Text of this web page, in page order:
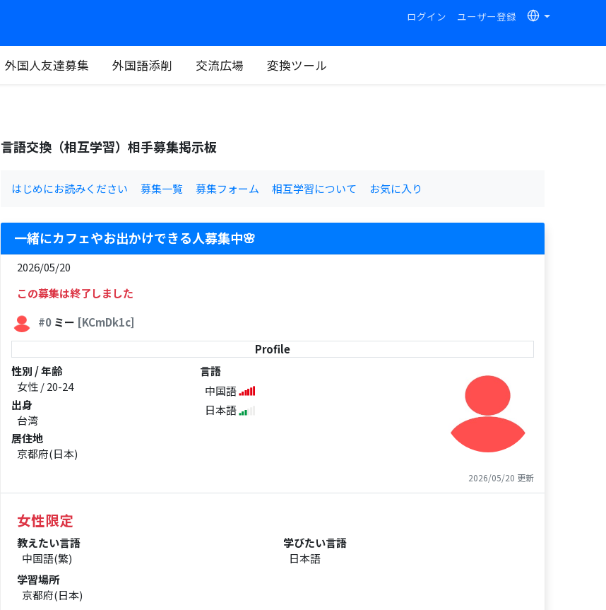
ログイン ユーザー登録
外国人友達募集 外国語添削 交流広場 変換ツール
言語交換（相互学習）相手募集掲示板
はじめにお読みください 募集一覧 募集フォーム 相互学習について お気に入り
一緒にカフェやお出かけできる人募集中🌸
2026/05/20
この募集は終了しました
#0ミー [KCmDk1c]
Profile
性別 / 年齢
女性 / 20-24
出身
台湾
居住地
京都府(日本)
言語
中国語
日本語
2026/05/20 更新
女性限定
教えたい言語
中国語(繁)
学びたい言語
日本語
学習場所
京都府(日本)